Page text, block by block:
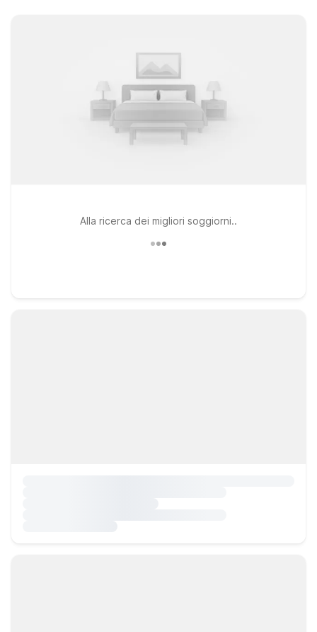
Alla ricerca dei migliori soggiorni..